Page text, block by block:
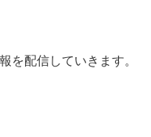
を配信していきます。